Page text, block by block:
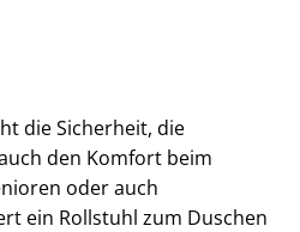
die Sicherheit, die
den Komfort beim
oder auch
ein Rollstuhl zum Duschen